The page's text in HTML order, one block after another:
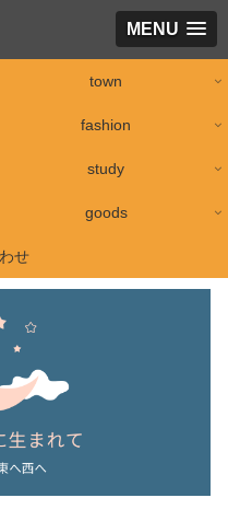
MENU
town
fashion
study
goods
せ